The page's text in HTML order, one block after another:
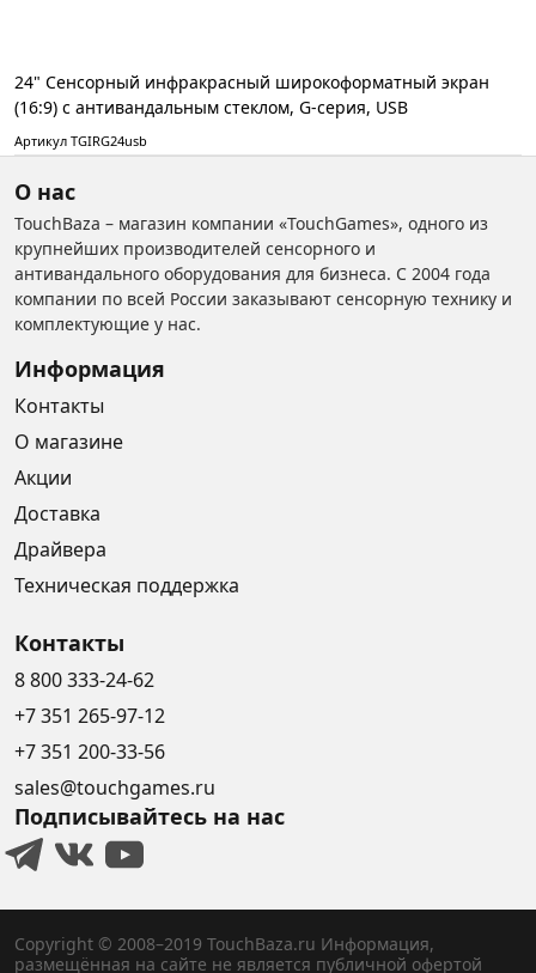
24" Сенсорный инфракрасный широкоформатный экран
(16:9) с антивандальным стеклом, G-серия, USB
Артикул TGIRG24usb
О нас
TouchBaza – магазин компании «TouchGames», одного из
крупнейших производителей сенсорного и
антивандального оборудования для бизнеса. С 2004 года
компании по всей России заказывают сенсорную технику и
комплектующие у нас.
Информация
Контакты
О магазине
Акции
Доставка
Драйвера
Техническая поддержка
Контакты
8 800 333-24-62
+7 351 265-97-12
+7 351 200-33-56
sales@touchgames.ru
Подписывайтесь на нас
Copyright © 2008–2019 TouchBaza.ru Информация,
размещённая на сайте не является публичной офертой